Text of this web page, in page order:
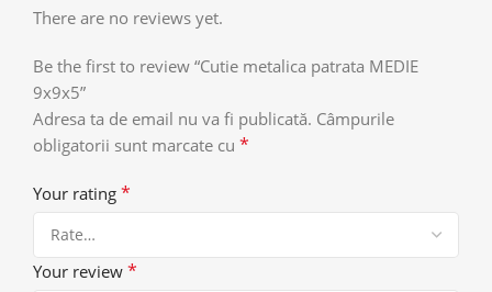
There are no reviews yet.
Be the first to review “Cutie metalica patrata MEDIE
9x9x5”
Adresa ta de email nu va fi publicată. Câmpurile
obligatorii sunt marcate cu *
Your rating *
Your review *